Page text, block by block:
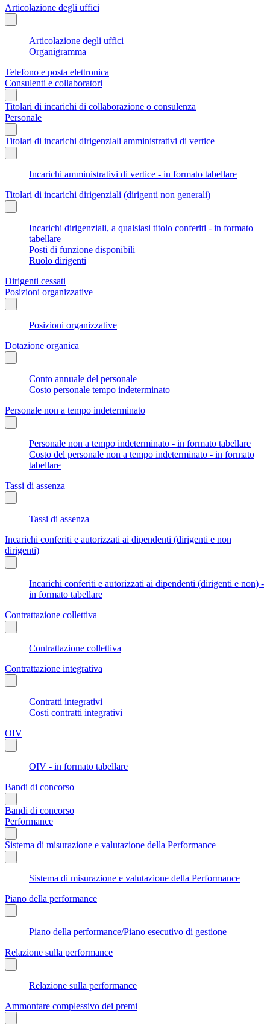
Articolazione degli uffici
Articolazione degli uffici
Organigramma
Telefono e posta elettronica
Consulenti e collaboratori
Titolari di incarichi di collaborazione o consulenza
Personale
Titolari di incarichi dirigenziali amministrativi di vertice
Incarichi amministrativi di vertice - in formato tabellare
Titolari di incarichi dirigenziali (dirigenti non generali)
Incarichi dirigenziali, a qualsiasi titolo conferiti - in formato
tabellare
Posti di funzione disponibili
Ruolo dirigenti
Dirigenti cessati
Posizioni organizzative
Posizioni organizzative
Dotazione organica
Conto annuale del personale
Costo personale tempo indeterminato
Personale non a tempo indeterminato
Personale non a tempo indeterminato - in formato tabellare
Costo del personale non a tempo indeterminato - in formato
tabellare
Tassi di assenza
Tassi di assenza
Incarichi conferiti e autorizzati ai dipendenti (dirigenti e non
dirigenti)
Incarichi conferiti e autorizzati ai dipendenti (dirigenti e non) -
in formato tabellare
Contrattazione collettiva
Contrattazione collettiva
Contrattazione integrativa
Contratti integrativi
Costi contratti integrativi
OIV
OIV - in formato tabellare
Bandi di concorso
Bandi di concorso
Performance
Sistema di misurazione e valutazione della Performance
Sistema di misurazione e valutazione della Performance
Piano della performance
Piano della performance/Piano esecutivo di gestione
Relazione sulla performance
Relazione sulla performance
Ammontare complessivo dei premi